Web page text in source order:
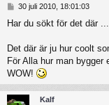
l
g
g
30 juli 2010, 18:01:03
Har du sökt för det där
Det där är ju hur coolt
För Alla hur man
WOW!
Kalf